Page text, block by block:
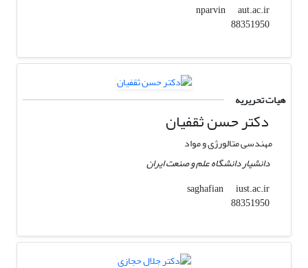
nparvin
aut.ac.ir
88351950
هیات تحریریه
دکتر حسن ثقفیان
مهندسی متالورژی و مواد
دانشیار دانشگاه علم و صنعت ایران
saghafian
iust.ac.ir
88351950